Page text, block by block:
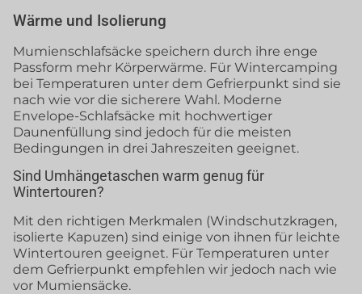
Wärme und Isolierung
Mumienschlafsäcke speichern durch ihre enge
Passform mehr Körperwärme. Für Wintercamping
bei Temperaturen unter dem Gefrierpunkt sind sie
nach wie vor die sicherere Wahl. Moderne
Envelope-Schlafsäcke mit hochwertiger
Daunenfüllung sind jedoch für die meisten
Bedingungen in drei Jahreszeiten geeignet.
Sind Umhängetaschen warm genug für
Wintertouren?
Mit den richtigen Merkmalen (Windschutzkragen,
isolierte Kapuzen) sind einige von ihnen für leichte
Wintertouren geeignet. Für Temperaturen unter
dem Gefrierpunkt empfehlen wir jedoch nach wie
vor Mumiensäcke.